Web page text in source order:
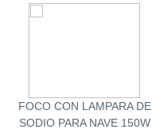
FOCO CON LAMPARA DE
SODIO PARA NAVE 150W